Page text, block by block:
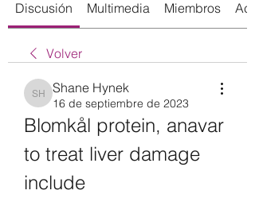
Discusión Multimedia Miembros
Volver
Shane Hynek
Shane Hynek
16 de septiembre de 2023
Blomkål protein, anavar
to treat liver damage
include